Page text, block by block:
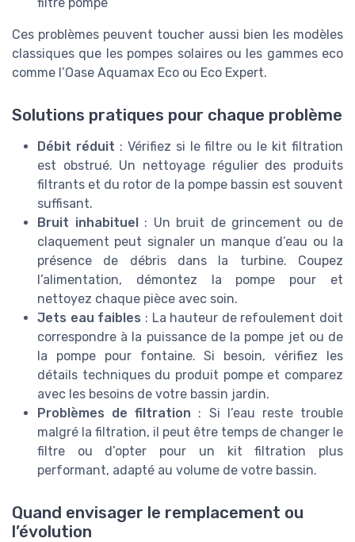
Ces problèmes peuvent toucher aussi bien les modèles
classiques que les pompes solaires ou les gammes eco
comme l’Oase Aquamax Eco ou Eco Expert.
Solutions pratiques pour chaque problème
Débit réduit : Vérifiez si le filtre ou le kit filtration
est obstrué. Un nettoyage régulier des produits
filtrants et du rotor de la pompe bassin est souvent
suffisant.
Bruit inhabituel: Un bruit de grincement ou de
claquement peut signaler un manque d’eau ou la
présence de débris dans la turbine. Coupez
l’alimentation, démontez la pompe pour et
nettoyez chaque pièce avec soin.
Jets eau faibles : La hauteur de refoulement doit
correspondre à la puissance de la pompe jet ou de
la pompe pour fontaine. Si besoin, vérifiez les
détails techniques du produit pompe et comparez
avec les besoins de votre bassin jardin.
Problèmes de filtration : Si l’eau reste trouble
malgré la filtration, il peut être temps de changer le
filtre ou d’opter pour un kit filtration plus
performant, adapté au volume de votre bassin.
Quand envisager le remplacement ou
l’évolution